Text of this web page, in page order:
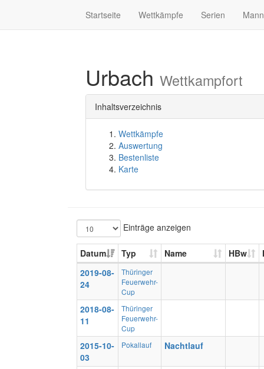
Startseite Wettkämpfe Serien
Urbach Wettkampfort
Inhaltsverzeichnis
Wettkämpfe
Auswertung
Bestenliste
Karte
Einträge anzeigen
Datum Typ Name HBw
2019-08-
24
Thüringer
Feuerwehr-
Cup
2018-08-
11
Thüringer
Feuerwehr-
Cup
2015-10-
03
Pokallauf Nachtlauf